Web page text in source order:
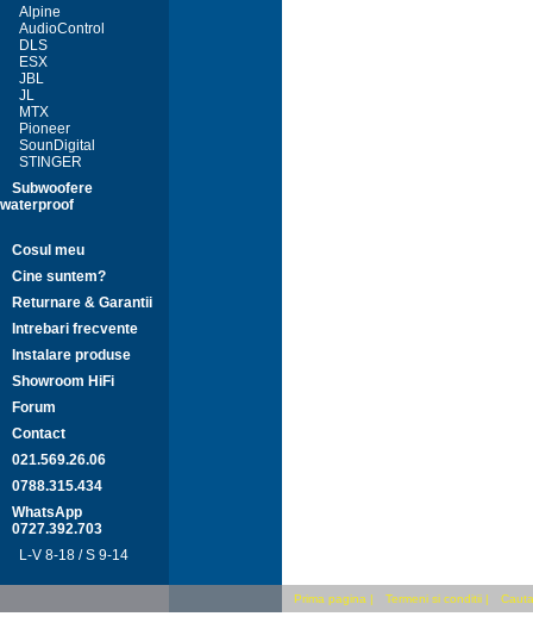
Alpine
AudioControl
DLS
ESX
JBL
JL
MTX
Pioneer
SounDigital
STINGER
Subwoofere
waterproof
Cosul meu
Cine suntem?
Returnare & Garantii
Intrebari frecvente
Instalare produse
Showroom HiFi
Forum
Contact
021.569.26.06
0788.315.434
WhatsApp
0727.392.703
L-V 8-18 / S 9-14
Prima pagina | Termeni si conditii |